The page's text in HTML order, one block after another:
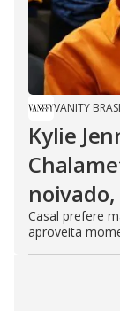
VANITY
Kylie
Casal prefere
aproveita